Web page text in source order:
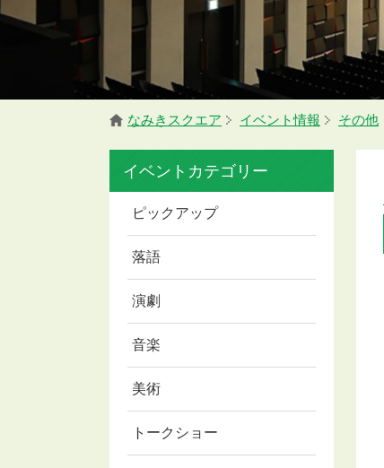
なみきスクエア イベント情報 その他
イベントカテゴリー
ピックアップ
落語
演劇
音楽
美術
トークショー